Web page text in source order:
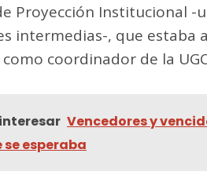
Proyección Institucional -
intermedias-, que estaba
coordinador de la
Vencedores y
esperaba